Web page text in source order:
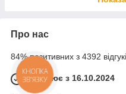
Про нас
84% позитивних з 4392
Працює з 16.10.2024
КНОПКА
ЗВ'ЯЗКУ